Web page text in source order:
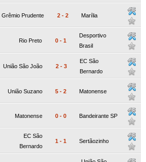
Grêmio Prudente 2 - 2 Marília
Rio Preto 0 - 1
Desportivo
Brasil
União São João 2 - 3
EC São
Bernardo
União Suzano 5 - 2 Matonense
Matonense 0 - 0 Bandeirante SP
EC São
Bernardo
1 - 1 Sertãozinho